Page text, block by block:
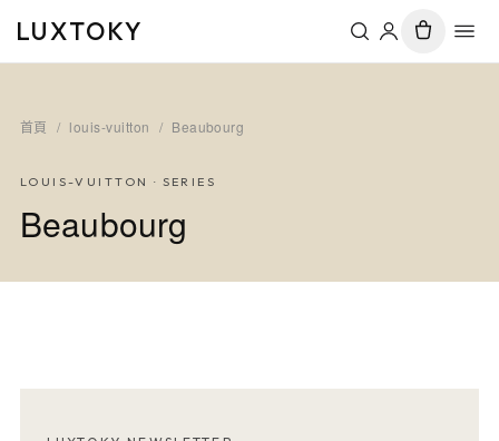
LUXTOKY
首頁 / louis-vuitton / Beaubourg
LOUIS-VUITTON · SERIES
Beaubourg